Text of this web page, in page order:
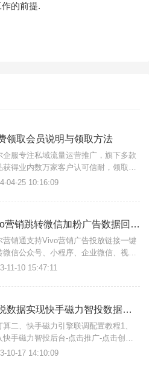
的前提.
领取会员说明与领取方法
企服专注私域流量运营推广，旗下多款
获得业内数万家客户认可信耐，领取7
费使用会员方法如下：
04-25 10:16:09
vivo营销跳转微信加粉广告数据回传教程
营销通支持Vivo营销广告投放链接一键
微信公众号、小程序、企业微信、视频
个人微信等加粉引流，并且实现广告数
11-10 15:47:11
多悦数据实现快手磁力智投数据回传及联调教程
算二、快手磁力引擎联调配置教程1、
快手磁力智投后台-点击推广-点击创建
；2、1.创建广告计划2.创建广告计划等
10-17 14:10:09